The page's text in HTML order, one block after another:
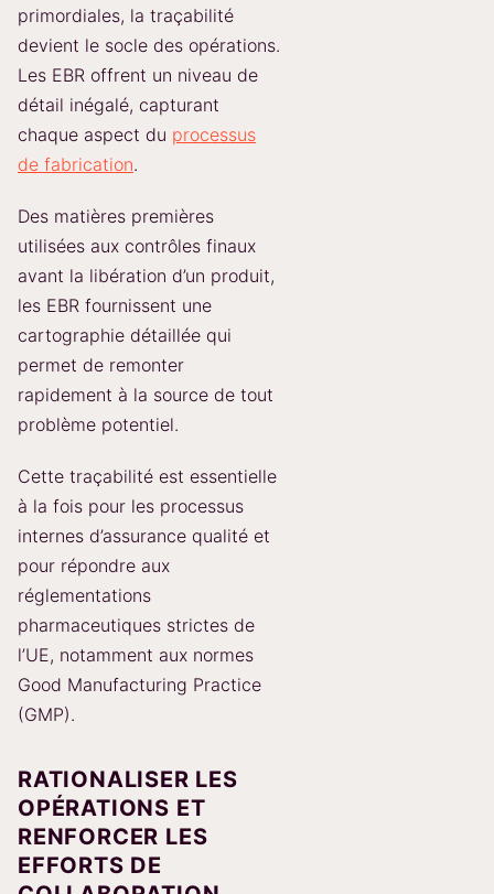
primordiales, la traçabilité
devient le socle des opérations.
Les EBR offrent un niveau de
détail inégalé, capturant
chaque aspect du processus
de fabrication.
Des matières premières
utilisées aux contrôles finaux
avant la libération d’un produit,
les EBR fournissent une
cartographie détaillée qui
permet de remonter
rapidement à la source de tout
problème potentiel.
Cette traçabilité est essentielle
à la fois pour les processus
internes d’assurance qualité et
pour répondre aux
réglementations
pharmaceutiques strictes de
l’UE, notamment aux normes
Good Manufacturing Practice
(GMP).
RATIONALISER LES
OPÉRATIONS ET
RENFORCER LES
EFFORTS DE